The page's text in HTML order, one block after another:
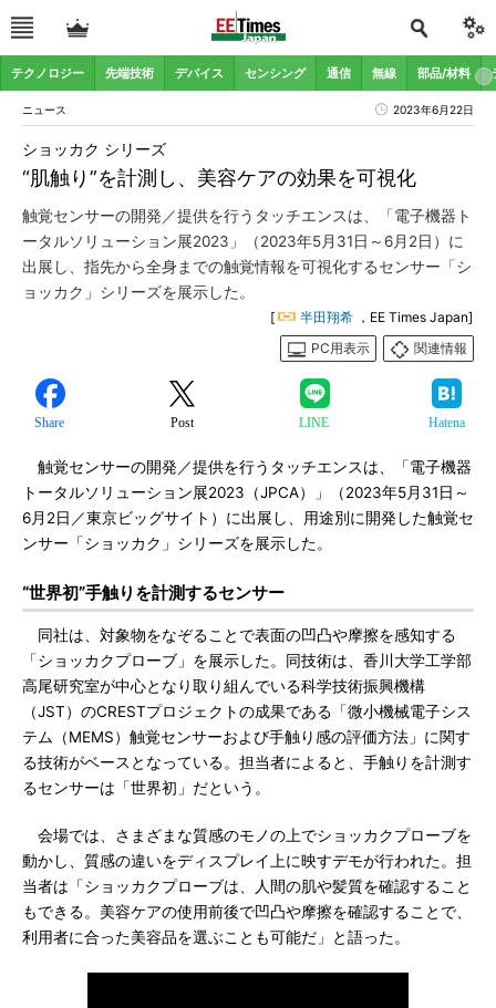
テクノロジー 先端技術 デバイス センシング 通信 無線 部品/材料
ニュース 2023年6月22日
“肌触り”を計測し、美容ケアの効果を可視化
ショッカク シリーズ
触覚センサーの開発／提供を行うタッチエンスは、「電子機器ト
ータルソリューション展2023」（2023年5月31日～6月2日）に
出展し、指先から全身までの触覚情報を可視化するセンサー「シ
ョッカク」シリーズを展示した。
[ 半田翔希 ，EE Times Japan]
PC用表示
関連情報
Share Post LINE Hatena
触覚センサーの開発／提供を行うタッチエンスは、「電子機器
トータルソリューション展2023（JPCA）」（2023年5月31日～
6月2日／東京ビッグサイト）に出展し、用途別に開発した触覚セ
ンサー「ショッカク」シリーズを展示した。
“世界初”手触りを計測するセンサー
同社は、対象物をなぞることで表面の凹凸や摩擦を感知する
「ショッカクプローブ」を展示した。同技術は、香川大学工学部
高尾研究室が中心となり取り組んでいる科学技術振興機構
（JST）のCRESTプロジェクトの成果である「微小機械電子シス
テム（MEMS）触覚センサーおよび手触り感の評価方法」に関す
る技術がベースとなっている。担当者によると、手触りを計測す
るセンサーは「世界初」だという。
会場では、さまざまな質感のモノの上でショッカクプローブを
動かし、質感の違いをディスプレイ上に映すデモが行われた。担
当者は「ショッカクプローブは、人間の肌や髪質を確認すること
もできる。美容ケアの使用前後で凹凸や摩擦を確認することで、
利用者に合った美容品を選ぶことも可能だ」と語った。